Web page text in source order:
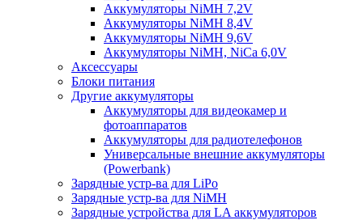
Аккумуляторы NiMH 7,2V
Аккумуляторы NiMH 8,4V
Аккумуляторы NiMH 9,6V
Аккумуляторы NiMH, NiCa 6,0V
Аксессуары
Блоки питания
Другие аккумуляторы
Аккумуляторы для видеокамер и
фотоаппаратов
Аккумуляторы для радиотелефонов
Универсальные внешние аккумуляторы
(Powerbank)
Зарядные устр-ва для LiPo
Зарядные устр-ва для NiMH
Зарядные устройства для LA аккумуляторов